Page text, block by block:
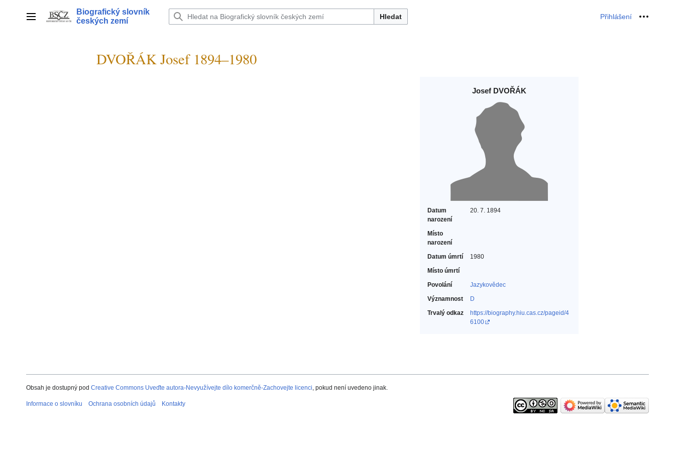
Hlavní menu
Biografický slovník
českých zemí
Hledat Přihlášení Osobní
DVOŘÁK Josef 1894–1980
Josef DVOŘÁK
Datum
narození
20. 7. 1894
Místo
narození
Datum úmrtí
1980
Místo úmrtí
Povolání
Jazykovědec‎
Významnost
D
Trvalý odkaz
https://biography.hiu.cas.cz/pageid/4
6100
Obsah je dostupný pod Creative Commons Uveďte autora-Nevyužívejte dílo komerčně-Zachovejte licenci, pokud není uvedeno jinak.
Informace o slovníku Ochrana osobních údajů Kontakty